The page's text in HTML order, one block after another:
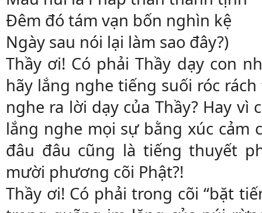
Đêm đó tám vạn bốn nghìn kệ
Ngày sau nói lại làm sao đây?)
Thầy ơi! Có phải Thầy dạy con
hãy lắng nghe tiếng suối róc
nghe ra lời dạy của Thầy? Hay vì
lắng nghe mọi sự bằng xúc cảm
đâu đâu cũng là tiếng thuyết
mười phương cõi Phật?!
Thầy ơi! Có phải trong cõi “bặt